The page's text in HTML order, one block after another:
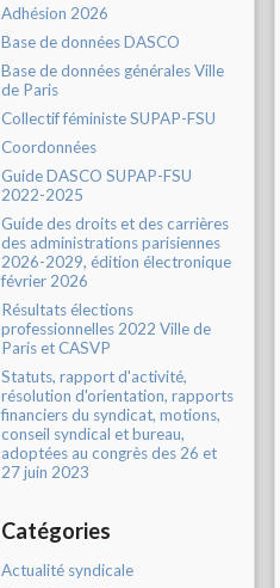
Adhésion 2026
Base de données DASCO
Base de données générales Ville
de Paris
Collectif féministe SUPAP-FSU
Coordonnées
Guide DASCO SUPAP-FSU
2022-2025
Guide des droits et des carrières
des administrations parisiennes
2026-2029, édition électronique
février 2026
Résultats élections
professionnelles 2022 Ville de
Paris et CASVP
Statuts, rapport d'activité,
résolution d'orientation, rapports
financiers du syndicat, motions,
conseil syndical et bureau,
adoptées au congrès des 26 et
27 juin 2023
Catégories
Actualité syndicale